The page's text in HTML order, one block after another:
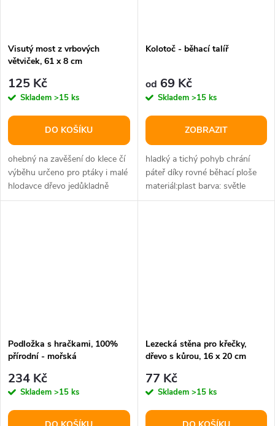
Visutý most z vrbových
větviček, 61 x 8 cm
125 Kč
Skladem >15 ks
DO KOŠÍKU
ohebný na zavěšení do klece čí
výběhu určeno pro ptáky i malé
hlodavce dřevo jedůkladně
vysušeno materiál: dřevo s...
Kolotoč - běhací talíř
od 69 Kč
Skladem >15 ks
ZOBRAZIT
hladký a tichý pohyb chrání
páteř díky rovné běhací ploše
materiál:plast barva: světle
šedá/tyrkysová
Podložka s hračkami, 100%
přírodní - mořská
234 Kč
Skladem >15 ks
Lezecká stěna pro křečky,
dřevo s kůrou, 16 x 20 cm
77 Kč
Skladem >15 ks